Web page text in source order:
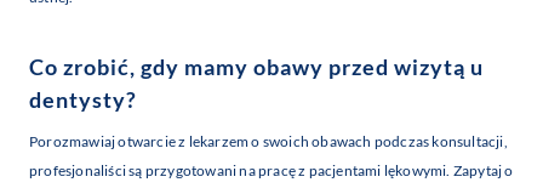
Co zrobić, gdy mamy obawy przed wizytą u
dentysty?
Porozmawiaj otwarcie z lekarzem o swoich obawach podczas konsultacji,
profesjonaliści są przygotowani na pracę z pacjentami lękowymi. Zapytaj o